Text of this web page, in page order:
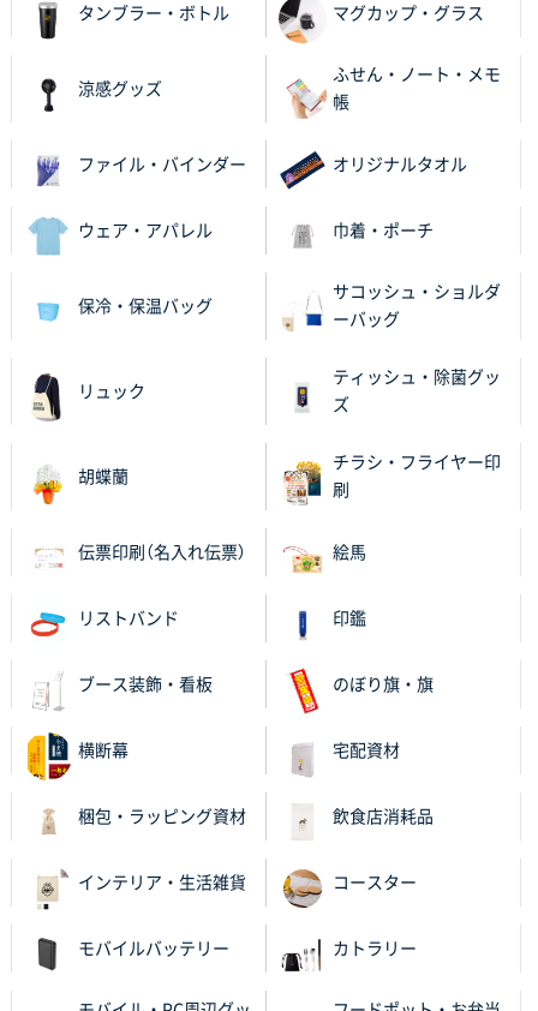
タンブラー・ボトル マグカップ・グラス
涼感グッズ
ふせん・ノート・メモ
帳
ファイル・バインダー オリジナルタオル
ウェア・アパレル 巾着・ポーチ
保冷・保温バッグ
サコッシュ・ショルダ
ーバッグ
リュック
ティッシュ・除菌グッ
ズ
胡蝶蘭
チラシ・フライヤー印
刷
伝票印刷（名入れ伝票） 絵馬
リストバンド 印鑑
ブース装飾・看板 のぼり旗・旗
横断幕 宅配資材
梱包・ラッピング資材 飲食店消耗品
インテリア・生活雑貨 コースター
モバイルバッテリー カトラリー